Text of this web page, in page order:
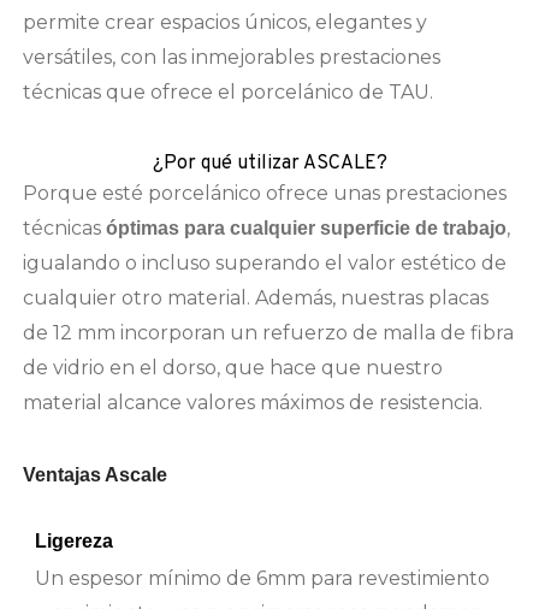
permite crear espacios únicos, elegantes y
versátiles, con las inmejorables prestaciones
técnicas que ofrece el porcelánico de TAU.
¿Por qué utilizar ASCALE?
Porque esté porcelánico ofrece unas prestaciones
técnicasóptimas para cualquier superficie de trabajo,
igualando o incluso superando el valor estético de
cualquier otro material. Además, nuestras placas
de 12 mm incorporan un refuerzo de malla de fibra
de vidrio en el dorso, que hace que nuestro
material alcance valores máximos de resistencia.
Ventajas Ascale
Ligereza
Un espesor mínimo de 6mm para revestimiento